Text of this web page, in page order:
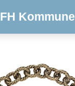
FH Kommune